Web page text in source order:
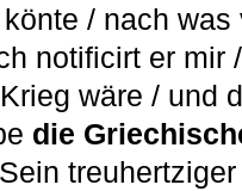
/ nach
notificirt er mir
wäre / und
die